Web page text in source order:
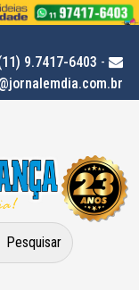
9.7417-6403 -